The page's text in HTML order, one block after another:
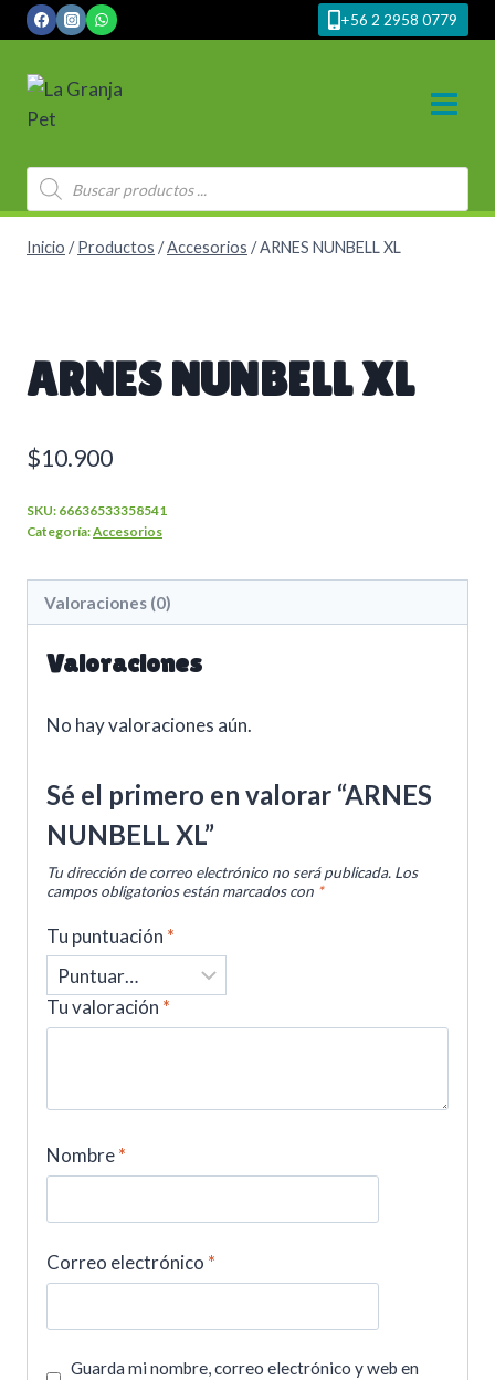
Saltar
al
contenido
+56 2 2958 0779
Búsqueda
de
productos
Inicio / Productos /Accesorios /ARNES NUNBELL XL
ARNES NUNBELL XL
$10.900
SKU: 66636533358541
Categoría:Accesorios
Valoraciones (0)
Valoraciones
No hay valoraciones aún.
Sé el primero en valorar “ARNES
NUNBELL XL”
Tu dirección de correo electrónico no será publicada. Los
campos obligatorios están marcados con *
Tu puntuación *
Tu valoración *
Nombre*
Correo electrónico *
Guarda mi nombre, correo electrónico y web en